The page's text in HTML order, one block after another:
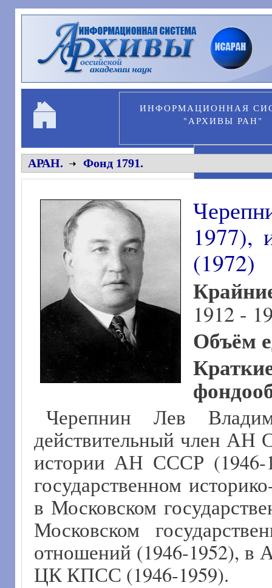
Перейти к основному содержанию
ИНФОРМАЦИОННАЯ
"АРХИВЫ РАН"
АРАН. Фонд 1791.
1977),
(1972)
1912 -
Объём
Черепнин Лев
действительный член АН
истории АН СССР (1946-
государственном
в Московском
Московском
отношений (1946-1952), в
ЦК КПСС (1946-1959).